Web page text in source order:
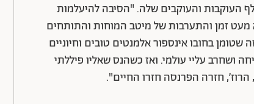
לכם ואני הכי שמחה לשוב", כתבה רינגלר ל-143 אלף העוקבות והעוקבים שלה. "הסיבה להיעלמות
זמן והתערבות של מיטב המוחות והתותחים
בחובו אינספור אלמנטים טובים וחיוניים
ושחרב עליי עולמי. ואז כשהנס שאליו פיללתי
חזרה הפרנסה חזרו החיים".